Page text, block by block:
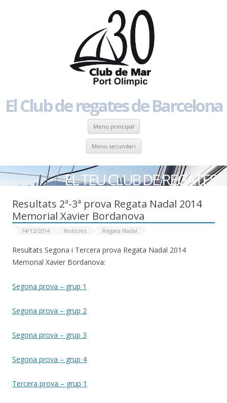
El Club de regates de Barcelona
Menu principal Skip to content
Menu secundari Skip to content
EL TEU CLUB DE REGATES
Resultats 2ª-3ª prova Regata Nadal 2014
Memorial Xavier Bordanova
14/12/2014 Notícies Regata Nadal
Resultats Segona i Tercera prova Regata Nadal 2014
Memorial Xavier Bordanova:
Segona prova – grup 1
Segona prova – grup 2
Segona prova – grup 3
Segona prova – grup 4
Tercera prova – grup 1